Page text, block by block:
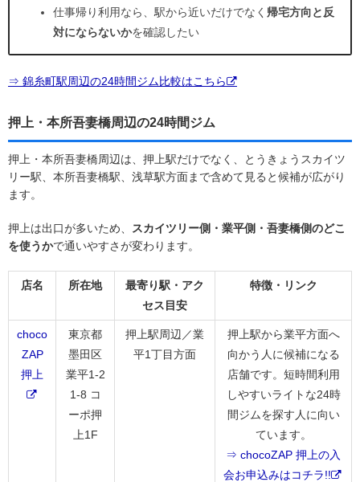
仕事帰り利用なら、駅から近いだけでなく 帰宅方向と反
対にならないかを確認したい
⇒ 錦糸町駅周辺の24時間ジム比較はこちら
押上・本所吾妻橋周辺の24時間ジム
押上・本所吾妻橋周辺は、押上駅だけでなく、とうきょうスカイツ
リー駅、本所吾妻橋駅、浅草駅方面まで含めて見ると候補が広がり
ます。
押上は出口が多いため、
スカイツリー側・業平側・吾妻橋側のどこ
を使うかで通いやすさが変わります。
店名 所在地
最寄り駅・アク
セス目安
特徴・リンク
choco
ZAP
押上
東京都
墨田区
業平1-2
1-8 コ
ーポ押
上1F
押上駅周辺／業
平1丁目方面
押上駅から業平方面へ
向かう人に候補になる
店舗です。短時間利用
しやすいライトな24時
間ジムを探す人に向い
ています。
⇒ chocoZAP 押上の入
会お申込みはコチラ!!